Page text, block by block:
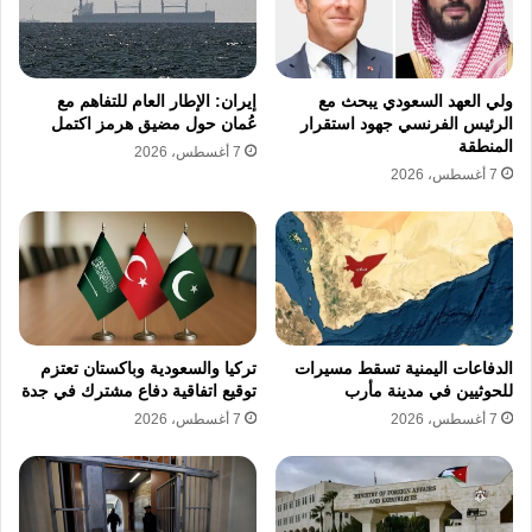
موافقة إسرائيل على خطط لبناء مجمع عسكري
فوق مقر الأونروا في القدس الشرقية المحتلة، بعد
استيلائها عليه وتجريفه بصورة غير قانونية، وفي
انتهاك لامتيازات الأمم المتحدة وحصاناتها وحرمة
وشدد منصور على أن كل هذه المخططات
والإجراءات تُشكل جزءًا أساسيًا من الخطط
الإسرائيلية الرامية إلى الضم وفرض السيطرة
الإسرائيلية على الأرض الفلسطينية المحتلة بما
فيها القدس الشرقية.
وأشار إلى أن إرهاب المستوطنين المتواصل في
ولي العهد السعودي يبحث مع
الرئيس الفرنسي جهود استقرار
المنطقة
7 أغسطس، 2026
إيران: الإطار العام للتفاهم مع
عُمان حول مضيق هرمز اكتمل
7 أغسطس، 2026
الدفاعات اليمنية تسقط مسيرات
للحوثيين في مدينة مأرب
7 أغسطس، 2026
تركيا والسعودية وباكستان تعتزم
توقيع اتفاقية دفاع مشترك في جدة
7 أغسطس، 2026